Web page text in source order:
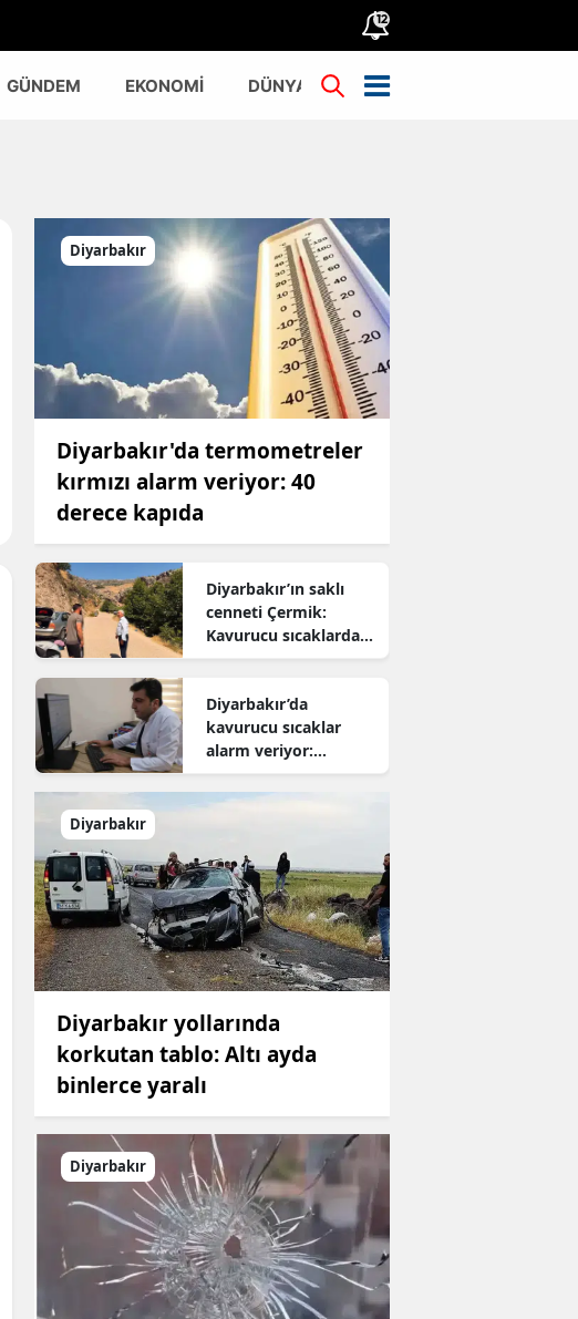
12
GÜNDEM EKONOMİ DÜNYA TÜRKİYE
Diyarbakır
Diyarbakır'da termometreler
kırmızı alarm veriyor: 40
derece kapıda
Diyarbakır’ın saklı
cenneti Çermik:
Kavurucu sıcaklardan
kaçanların yeni adresi
Diyarbakır’da
kavurucu sıcaklar
alarm veriyor:
Uzmanından hayati
uyarı
Diyarbakır
Diyarbakır yollarında
korkutan tablo: Altı ayda
binlerce yaralı
Diyarbakır